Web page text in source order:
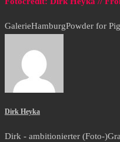
GalerieHamburgPowder for
Dirk Heyka
Dirk - ambitionierter (Foto-